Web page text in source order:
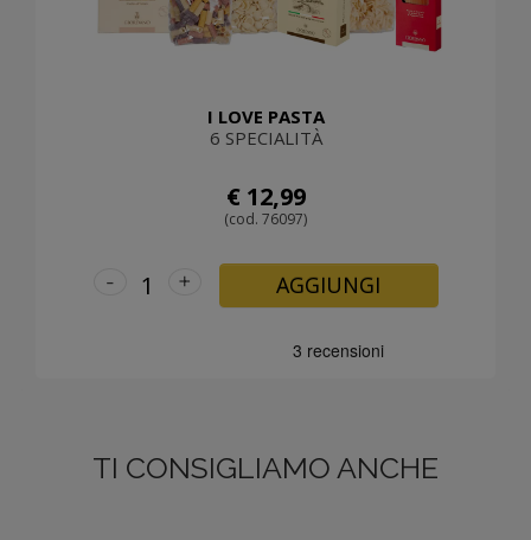
I LOVE PASTA
6 SPECIALITÀ
€ 12,99
(cod. 76097)
+
- AGGIUNGI
TI CONSIGLIAMO ANCHE